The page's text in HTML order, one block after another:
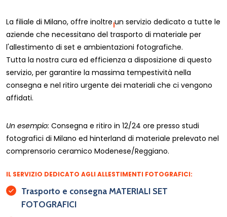
La filiale di Milano, offre inoltre un servizio dedicato a tutte le
aziende che necessitano del trasporto di materiale per
l'allestimento di set e ambientazioni fotografiche.
Tutta la nostra cura ed efficienza a disposizione di questo
servizio, per garantire la massima tempestività nella
consegna e nel ritiro urgente dei materiali che ci vengono
affidati.
Un esempio: Consegna e ritiro in 12/24 ore presso studi
fotografici di Milano ed hinterland di materiale prelevato nel
comprensorio ceramico Modenese/Reggiano.
IL SERVIZIO DEDICATO AGLI ALLESTIMENTI FOTOGRAFICI:
Trasporto e consegna MATERIALI SET
FOTOGRAFICI